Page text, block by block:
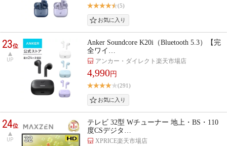
(5)
23位
UP
Anker Soundcore K20i（Bluetooth 5.3）【完
全ワイ…
アンカー・ダイレクト楽天市場店
4,990円
(291)
24位
UP
テレビ 32型 Wチューナー 地上・BS・110
度CSデジタ…
XPRICE楽天市場店